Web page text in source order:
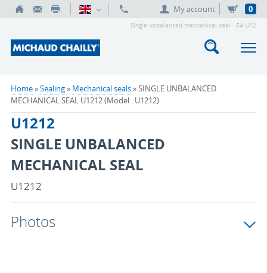
My account 0
Single unbalanced mechanical seal - E4-U12
Home»Sealing» Mechanical seals» SINGLE UNBALANCED
MECHANICAL SEAL U1212 (Model : U1212)
U1212
SINGLE UNBALANCED
MECHANICAL SEAL
U1212
Photos